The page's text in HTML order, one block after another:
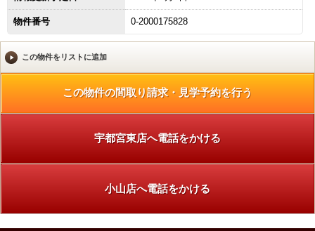
物件番号 0-2000175828
宇都宮東店へ電話をかける
小山店へ電話をかける